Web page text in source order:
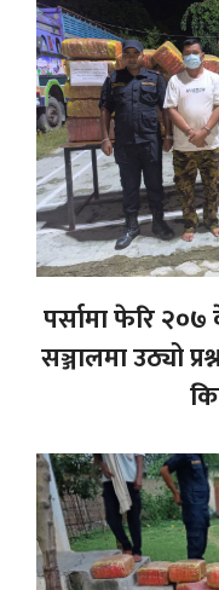
पर्सामा फेरि
सञ्जालमा उठ्यो